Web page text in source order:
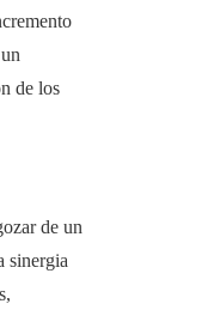
de los
de un
sinergia